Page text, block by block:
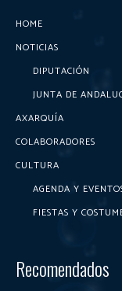
HOME
NOTICIAS
DIPUTACIÓN
JUNTA DE
AXARQUÍA
COLABORADORES
CULTURA
AGENDA Y
FIESTAS Y
Recomendados